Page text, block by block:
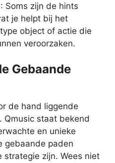
: Soms zijn de hints
je helpt bij het
object of actie die
veroorzaken.
Gebaande
de hand liggende
Qmusic staat bekend
en unieke
gebaande paden
strategie zijn. Wees niet